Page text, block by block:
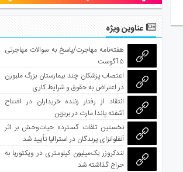
عناوین ویژه
هفته‌نامه مهاجرت/پاسخ به سوالات مهاجرتی
۵ آگوست
اعتصاب پزشکان چند بیمارستان بزرگ ملبورن
در اعتراض به حقوق و شرایط کاری
انتقاد از رفتار زننده خریداران در افتتاح
آشفته پاندا مارت در بریزبن
نخستین تلفات گسترده حیات‌وحش بر اثر
آنفلوانزای پرندگان در استرالیا تأیید شد
لندکروزر یک‌میلیون کیلومتری در ویکتوریا به
حراج گذاشته شد